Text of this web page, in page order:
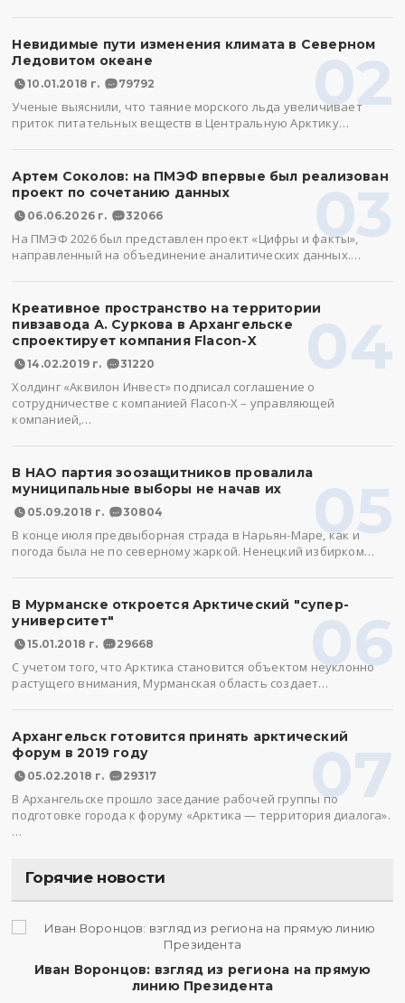
02
Невидимые пути изменения климата в Северном
Ледовитом океане
10.01.2018 г. 79792
Ученые выяснили, что таяние морского льда увеличивает
приток питательных веществ в Центральную Арктику…
03
Артем Соколов: на ПМЭФ впервые был реализован
проект по сочетанию данных
06.06.2026 г. 32066
На ПМЭФ 2026 был представлен проект «Цифры и факты»,
направленный на объединение аналитических данных.…
04
Креативное пространство на территории
пивзавода А. Суркова в Архангельске
спроектирует компания Flacon-X
14.02.2019 г. 31220
Холдинг «Аквилон Инвест» подписал соглашение о
сотрудничестве с компанией Flacon-X – управляющей
компанией,…
05
В НАО партия зоозащитников провалила
муниципальные выборы не начав их
05.09.2018 г. 30804
В конце июля предвыборная страда в Нарьян-Маре, как и
погода была не по северному жаркой. Ненецкий избирком…
06
В Мурманске откроется Арктический "супер-
университет"
15.01.2018 г. 29668
С учетом того, что Арктика становится объектом неуклонно
растущего внимания, Мурманская область создает…
07
Архангельск готовится принять арктический
форум в 2019 году
05.02.2018 г. 29317
В Архангельске прошло заседание рабочей группы по
подготовке города к форуму «Арктика — территория диалога».
…
Горячие новости
Иван Воронцов: взгляд из региона на прямую
линию Президента